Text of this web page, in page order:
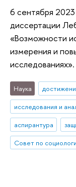
6 сентября 2023
диссертации
«Возможности
измерения и
исследованиях».
Наука
исследования и
аспирантура
Совет по